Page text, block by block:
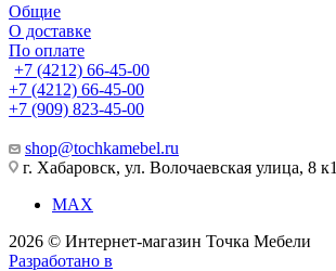
Общие
О доставке
По оплате
+7 (4212) 66-45-00
+7 (4212) 66-45-00
+7 (909) 823-45-00
shop@tochkamebel.ru
г. Хабаровск, ул. Волочаевская улица, 8 к1
MAX
2026 © Интернет-магазин Точка Мебели
Разработано в